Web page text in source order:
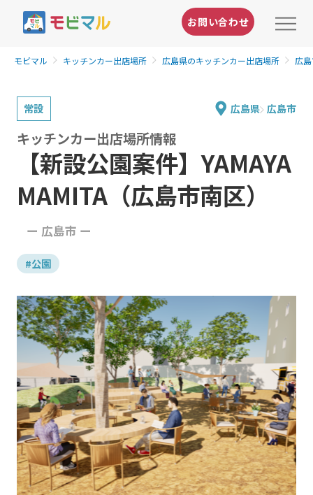
お問い合わせ
モビマル キッチンカー出店場所 広島県のキッチンカー出店場所 広
常設 広島県 広島市
【新設公園案件】YAMAYA
MAMITA（広島市南区）
ー 広島市 ー
キッチンカー出店場所情報
#公園